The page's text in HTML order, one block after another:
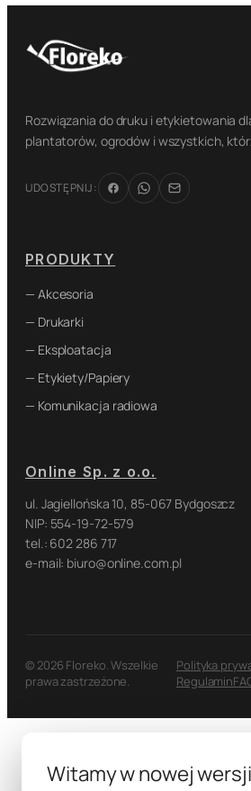
Rozwiązania do druku i etykietowania
plantatorów, ogrodów i wszystkich,
UDOSTĘPNIJ:
PRODUKTY
— Akcesoria
— Drukarki
— Eksploatacja
— Etykiety/Papiery
— Komunikacja radiowa
Online Sp. z o.o.
ul. Jagiellońska 10, 85-067 Bydgoszcz
NIP: 554-19-72-579
tel.: 602 286 717
e-mail: biuro@online.com.pl
© 2026 Floreko. Wszelkie
prawa zastrzeżone.
Polityka
Regulamin
Witamy w nowej